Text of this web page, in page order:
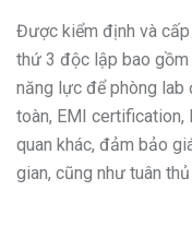
Được kiểm định và
thứ 3 độc lập bao gồm
năng lực để phòng lab
toàn, EMI certification,
quan khác, đảm bảo
gian, cũng như tuân